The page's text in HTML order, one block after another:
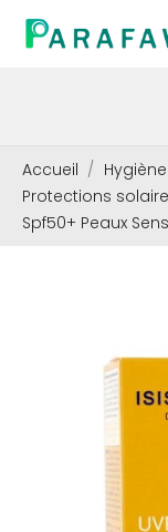
Accueil
Protections
Spf50+ Peaux